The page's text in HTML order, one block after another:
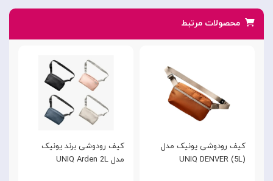
محصولات مرتبط
کیف رودوشی برند یونیک
مدل UNIQ Arden 2L
کیف رودوشی یونیک مدل
UNIQ DENVER (5L)